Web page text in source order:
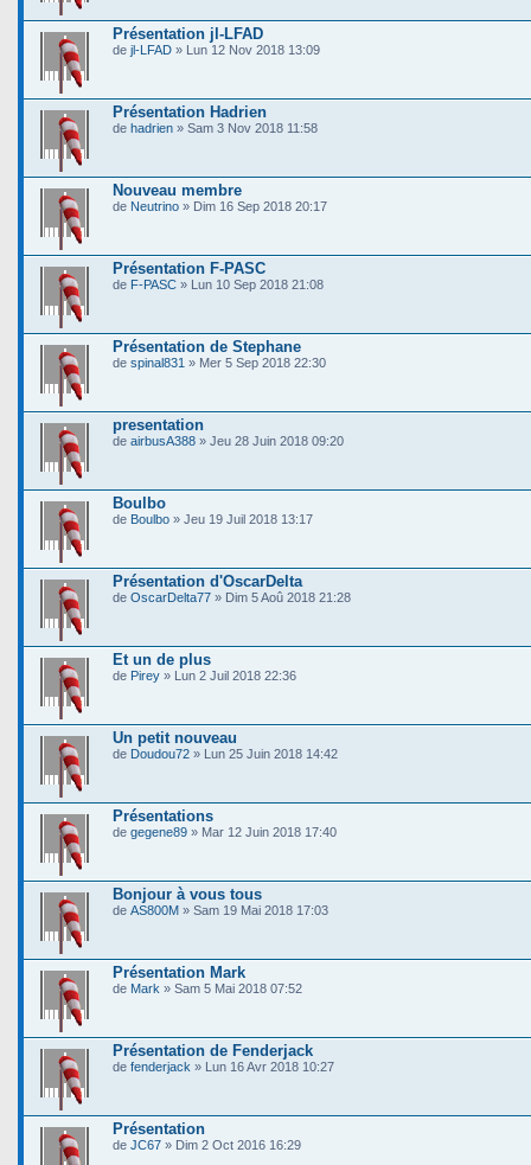
Présentation jl-LFAD
de jl-LFAD » Lun 12 Nov 2018 13:09
Présentation Hadrien
de hadrien » Sam 3 Nov 2018 11:58
Nouveau membre
de Neutrino » Dim 16 Sep 2018 20:17
Présentation F-PASC
de F-PASC » Lun 10 Sep 2018 21:08
Présentation de Stephane
de spinal831 » Mer 5 Sep 2018 22:30
presentation
de airbusA388 » Jeu 28 Juin 2018 09:20
Boulbo
de Boulbo » Jeu 19 Juil 2018 13:17
Présentation d'OscarDelta
de OscarDelta77 » Dim 5 Aoû 2018 21:28
Et un de plus
de Pirey » Lun 2 Juil 2018 22:36
Un petit nouveau
de Doudou72 » Lun 25 Juin 2018 14:42
Présentations
de gegene89 » Mar 12 Juin 2018 17:40
Bonjour à vous tous
de AS800M » Sam 19 Mai 2018 17:03
Présentation Mark
de Mark » Sam 5 Mai 2018 07:52
Présentation de Fenderjack
de fenderjack » Lun 16 Avr 2018 10:27
Présentation
de JC67 » Dim 2 Oct 2016 16:29